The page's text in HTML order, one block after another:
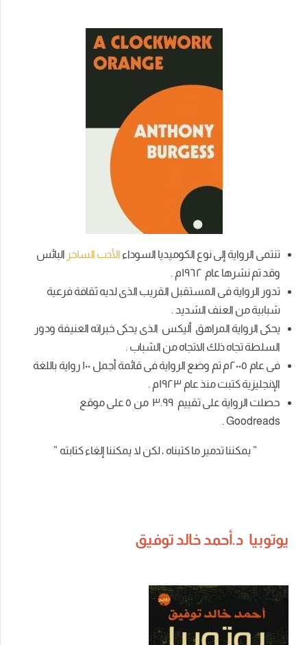
تنتمى الرواية إلى نوع الكوميديا السوداء الأدب الساخر البائس
وقد تم نشرها عام ١٩٦٢م .
تدور الرواية فى المستقبل القريب الذى لديه ثقافة فرعية
شبابية من العنف الشديد .
يحكى الرواية المراهق أليكس الذى يحكى خبراته العنيفة ودور
السلطة تجاه ذلك الاتجاه من الشباب .
فى عام ٢٠٠٥م تم وضع الرواية فى قائمة أجمل ١٠٠ رواية باللغة
الإنجليزية كتبت منذ عام ١٩٢٣م .
حصلت الرواية على تقييم ٣.٩٩ من ٥على موقع
Goodreads
.
” يمكننا تدمير ما كتبناه ، لكن لا يمكننا إلغاء كتابته ”
يوتوبيا د.أحمد خالد توفيق